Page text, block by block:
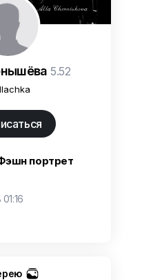
5.52
портрет